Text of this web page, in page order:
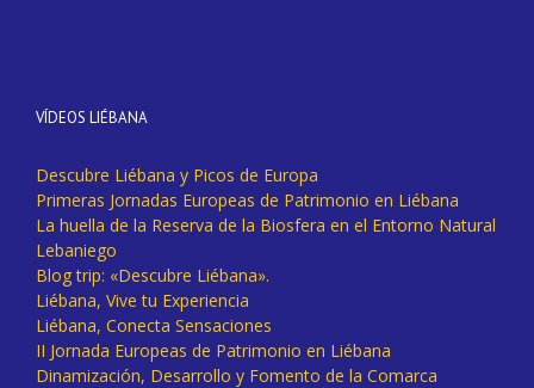
VÍDEOS LIÉBANA
Descubre Liébana y Picos de Europa
Primeras Jornadas Europeas de Patrimonio en Liébana
La huella de la Reserva de la Biosfera en el Entorno Natural
Lebaniego
Blog trip: «Descubre Liébana».
Liébana, Vive tu Experiencia
Liébana, Conecta Sensaciones
II Jornada Europeas de Patrimonio en Liébana
Dinamización, Desarrollo y Fomento de la Comarca